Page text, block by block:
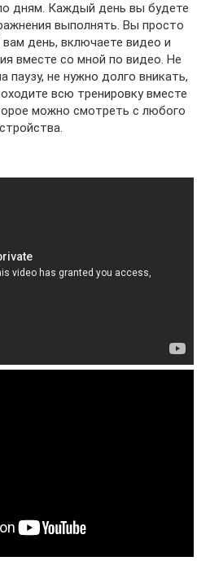
дням. Каждый день вы будете
выполнять. Вы просто
день, включаете видео и
вместе со мной по видео. Не
паузу, не нужно долго вникать,
всю тренировку вместе
можно смотреть с любого